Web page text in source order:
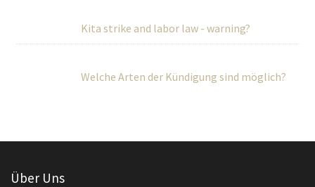
Kita strike and labor law - warning?
Welche Arten der Kündigung sind möglich?
Über Uns